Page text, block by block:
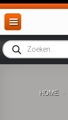
Ga
naar
inhoud
Producten
zoeken
HOME -